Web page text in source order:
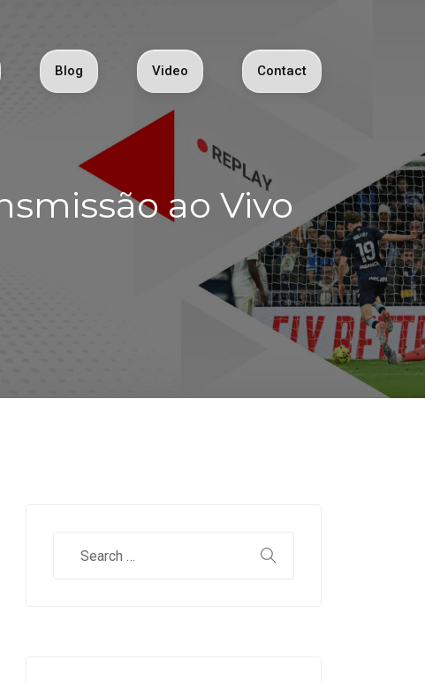
Blog Video Contact
ao Vivo